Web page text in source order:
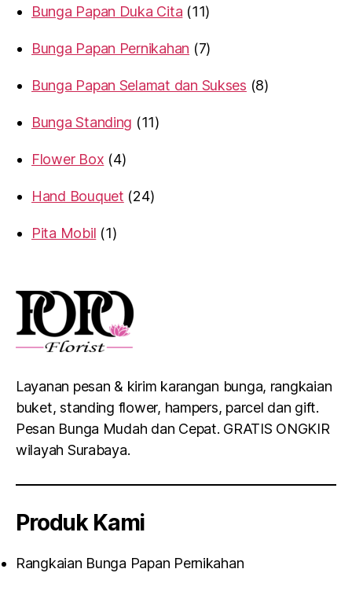
Bunga Papan Duka Cita 11
Bunga Papan Pernikahan 7
Bunga Papan Selamat dan Sukses 8
Bunga Standing 11
Flower Box 4
Hand Bouquet 24
Pita Mobil 1
Layanan pesan & kirim karangan bunga, rangkaian
buket, standing flower, hampers, parcel dan gift.
Pesan Bunga Mudah dan Cepat. GRATIS ONGKIR
wilayah Surabaya.
Produk Kami
Rangkaian Bunga Papan Pernikahan